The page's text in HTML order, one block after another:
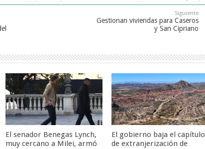
Siguiente
Gestionan viviendas para Caseros
y San Cipriano
El senador Benegas Lynch,
muy cercano a Milei, armó
El gobierno baja el capítulo
de extranjerización de